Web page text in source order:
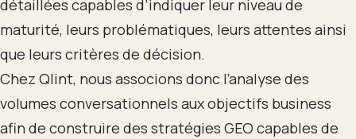
détaillées capables d’indiquer leur niveau de
maturité, leurs problématiques, leurs attentes ainsi
que leurs critères de décision.
Chez Qlint, nous associons donc l’analyse des
volumes conversationnels aux objectifs business
afin de construire des stratégies GEO capables de